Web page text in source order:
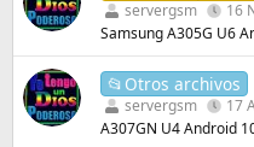
servergsm 16
Samsung A305G U6
📂Otros archivos
servergsm 17
A307GN U4 Android